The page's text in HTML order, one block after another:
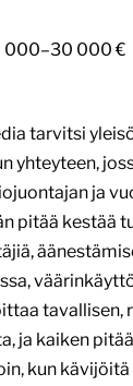
000–30 000 €
tarvitsi
yhteyteen,
ja
pitää kestää
tavallisen,
ja kaiken
kun kävijöitä